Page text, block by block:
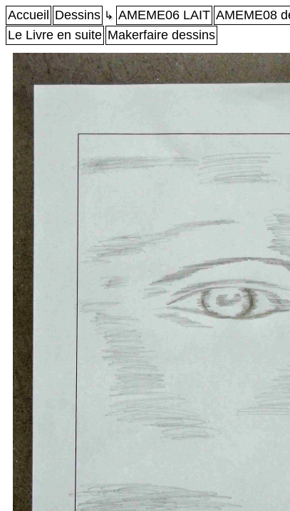
Accueil Dessins ↳ AMEME06 LAIT AMEME08
Le Livre en suite Makerfaire dessins